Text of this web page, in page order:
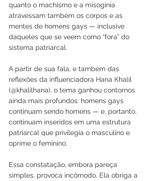
quanto o machismo e a misoginia
atravessam também os corpos e as
mentes de homens gays — inclusive
daqueles que se veem como “fora” do
sistema patriarcal.
A partir de sua fala, e também das
reflexões da influenciadora Hana Khalil
(@khalilhana), o tema ganhou contornos
ainda mais profundos: homens gays
continuam sendo homens — e, portanto,
continuam inseridos em uma estrutura
patriarcal que privilegia o masculino e
oprime o feminino.
Essa constatação, embora pareça
simples, provoca incômodo. Ela obriga a